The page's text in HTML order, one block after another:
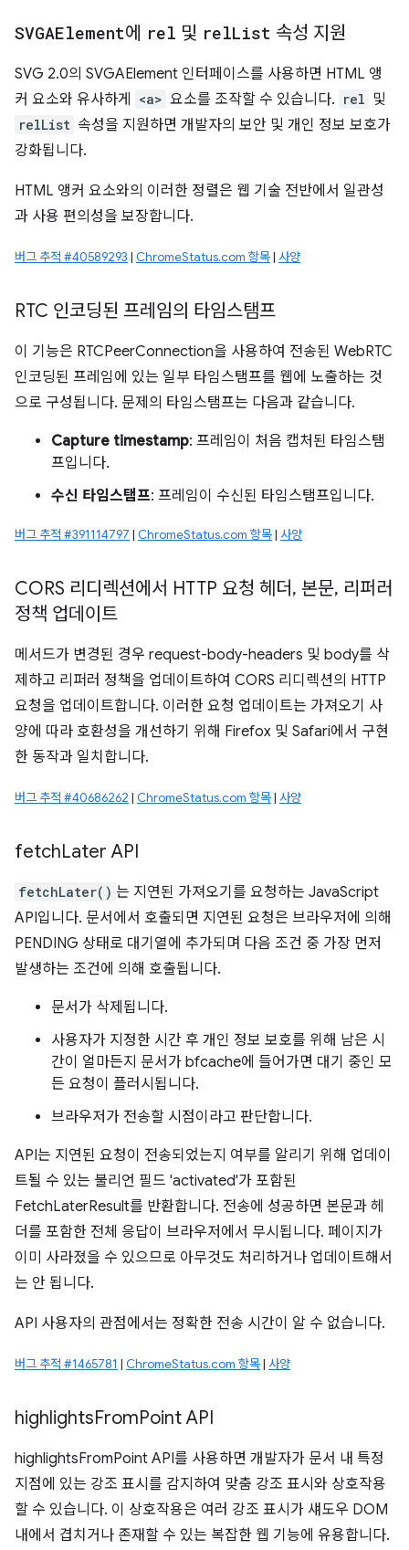
SVGAElement에 rel 및 relList 속성 지원
SVG 2.0의 SVGAElement 인터페이스를 사용하면 HTML 앵
커 요소와 유사하게
<a> 요소를 조작할 수 있습니다. rel 및
relList 속성을 지원하면 개발자의 보안 및 개인 정보 보호가
강화됩니다.
HTML 앵커 요소와의 이러한 정렬은 웹 기술 전반에서 일관성
과 사용 편의성을 보장합니다.
버그 추적 #40589293 | ChromeStatus.com 항목| 사양
RTC 인코딩된 프레임의 타임스탬프
이 기능은 RTCPeerConnection을 사용하여 전송된 WebRTC
인코딩된 프레임에 있는 일부 타임스탬프를 웹에 노출하는 것
으로 구성됩니다. 문제의 타임스탬프는 다음과 같습니다.
Capture timestamp: 프레임이 처음 캡처된 타임스탬
프입니다.
수신 타임스탬프: 프레임이 수신된 타임스탬프입니다.
버그 추적 #391114797 | ChromeStatus.com 항목| 사양
CORS 리디렉션에서 HTTP 요청 헤더, 본문, 리퍼러
정책 업데이트
메서드가 변경된 경우 request-body-headers 및 body를 삭
제하고 리퍼러 정책을 업데이트하여 CORS 리디렉션의 HTTP
요청을 업데이트합니다. 이러한 요청 업데이트는 가져오기 사
양에 따라 호환성을 개선하기 위해 Firefox 및 Safari에서 구현
한 동작과 일치합니다.
버그 추적 #40686262 | ChromeStatus.com 항목| 사양
fetchLater API
fetchLater() 는 지연된 가져오기를 요청하는 JavaScript
API입니다. 문서에서 호출되면 지연된 요청은 브라우저에 의해
PENDING 상태로 대기열에 추가되며 다음 조건 중 가장 먼저
발생하는 조건에 의해 호출됩니다.
문서가 삭제됩니다.
사용자가 지정한 시간 후 개인 정보 보호를 위해 남은 시
간이 얼마든지 문서가 bfcache에 들어가면 대기 중인 모
든 요청이 플러시됩니다.
브라우저가 전송할 시점이라고 판단합니다.
API는 지연된 요청이 전송되었는지 여부를 알리기 위해 업데이
트될 수 있는 불리언 필드 'activated'가 포함된
FetchLaterResult를 반환합니다. 전송에 성공하면 본문과 헤
더를 포함한 전체 응답이 브라우저에서 무시됩니다. 페이지가
이미 사라졌을 수 있으므로 아무것도 처리하거나 업데이트해서
는 안 됩니다.
API 사용자의 관점에서는 정확한 전송 시간이 알 수 없습니다.
버그 추적 #1465781 | ChromeStatus.com 항목| 사양
highlightsFromPoint API
highlightsFromPoint API를 사용하면 개발자가 문서 내 특정
지점에 있는 강조 표시를 감지하여 맞춤 강조 표시와 상호작용
할 수 있습니다. 이 상호작용은 여러 강조 표시가 섀도우 DOM
내에서 겹치거나 존재할 수 있는 복잡한 웹 기능에 유용합니다.